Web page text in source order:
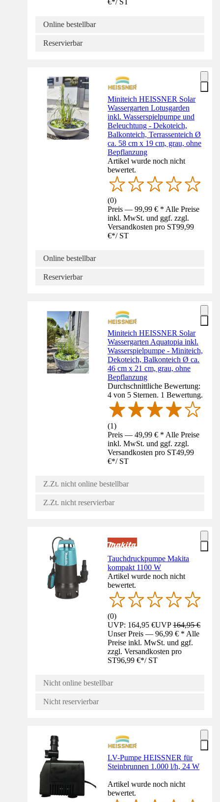
Online bestellbar
Reservierbar
Miniteich HEISSNER Solar
Wassergarten Lotusgarden
inkl. Wasserspielpumpe und
Beleuchtung - Dekoteich,
Balkonteich, Terrassenteich Ø
ca. 58 cm x 19 cm, grau, ohne
Bepflanzung
Artikel wurde noch nicht
bewertet.
(0)
Preis — 99,99 € * Alle Preise
inkl. MwSt. und ggf. zzgl.
Versandkosten pro ST99,99
€*/ ST
Online bestellbar
Reservierbar
Miniteich HEISSNER Solar
Wassergarten Aquatopia inkl.
Wasserspielpumpe - Miniteich,
Dekoteich, Balkonteich Ø ca.
46 cm x 21 cm, grau, ohne
Bepflanzung
Durchschnittliche Bewertung:
4 von 5 Sternen. 1 Bewertung.
(1)
Preis — 49,99 € * Alle Preise
inkl. MwSt. und ggf. zzgl.
Versandkosten pro ST49,99
€*/ ST
Z.Zt. nicht online bestellbar
Z.Zt. nicht reservierbar
Tauchdruckpumpe Makita
kompakt 1100 W
Artikel wurde noch nicht
bewertet.
(0)
UVP: 164,95 €UVP164,95 €
Unser Preis — 96,99 € * Alle
Preise inkl. MwSt. und ggf.
zzgl. Versandkosten pro
ST96,99 €*/ ST
Nicht online bestellbar
Nicht reservierbar
LV-Pumpe HEISSNER für
Steinbrunnen 1.000 l/h, 24 W
Artikel wurde noch nicht
bewertet.